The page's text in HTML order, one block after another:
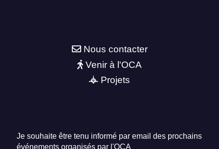
Nous contacter
Venir à l'OCA
Projets
Je souhaite être tenu informé par email des prochains
événements organisés par l'OCA